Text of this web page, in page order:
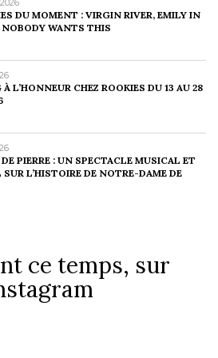
DU MOMENT : VIRGIN RIVER, EMILY IN
NOBODY WANTS THIS
L’HONNEUR CHEZ ROOKIES DU 13 AU 28
PIERRE : UN SPECTACLE MUSICAL ET
L’HISTOIRE DE NOTRE-DAME DE
ce temps, sur